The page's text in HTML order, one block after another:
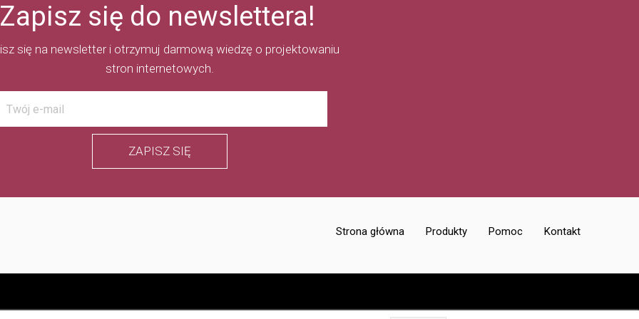
Strona główna Produkty Pomoc Kontakt
ZAPISZ SIĘ
się na newsletter i otrzymuj darmową wiedzę o projektowaniu
stron internetowych.
Zapisz się do newslettera!